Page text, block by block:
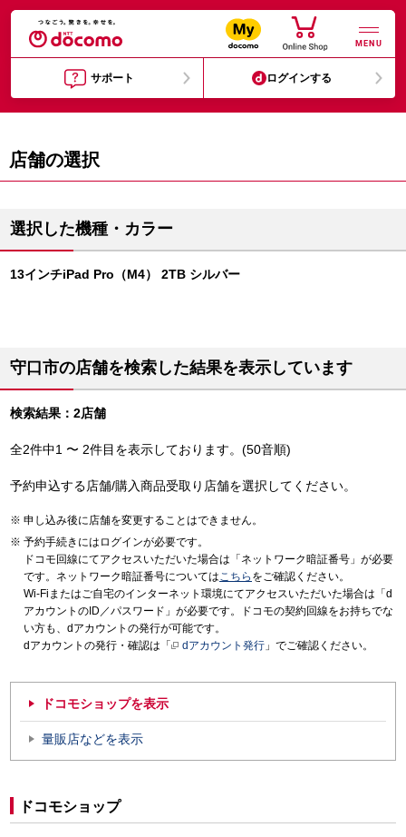
MENU
サポート ログインする
店舗の選択
選択した機種・カラー
13インチiPad Pro（M4） 2TB シルバー
守口市の店舗を検索した結果を表示しています
検索結果：2店舗
全2件中1 〜 2件目を表示しております。(50音順)
予約申込する店舗/購入商品受取り店舗を選択してください。
申し込み後に店舗を変更することはできません。
予約手続きにはログインが必要です。
ドコモ回線にてアクセスいただいた場合は「ネットワーク暗証番号」が必要
です。ネットワーク暗証番号についてはこちら をご確認ください。
Wi-Fiまたはご自宅のインターネット環境にてアクセスいただいた場合は「d
アカウントのID／パスワード」が必要です。ドコモの契約回線をお持ちでな
い方も、dアカウントの発行が可能です。
dアカウントの発行・確認は「
dアカウント発行 」でご確認ください。
ドコモショップを表示
量販店などを表示
ドコモショップ